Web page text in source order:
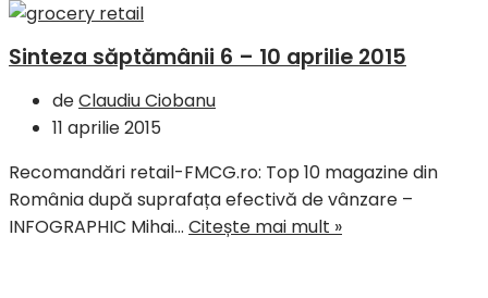
Sinteza săptămânii 6 – 10 aprilie 2015
deClaudiu Ciobanu
11 aprilie 2015
Recomandări retail-FMCG.ro: Top 10 magazine din
România după suprafața efectivă de vânzare –
INFOGRAPHIC Mihai… Citește mai mult »